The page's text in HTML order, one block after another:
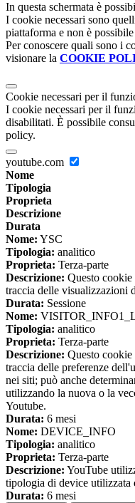
In questa schermata è
I cookie necessari sono
piattaforma e non è
Per conoscere quali sono i
visionare la COOKIE
Cookie necessari per il
I cookie necessari per il
disabilitati. È possibile
policy.
youtube.com
Nome
Tipologia
Proprieta
Descrizione
Durata
Nome: YSC
Tipologia: analitico
Proprieta: Terza-parte
Descrizione: Questo cookie
traccia delle visualizzazioni
Durata: Sessione
Nome:
Tipologia: analitico
Proprieta: Terza-parte
Descrizione: Questo cookie
traccia delle preferenze
nei siti; può anche
utilizzando la nuova o la
Youtube.
Durata: 6 mesi
Nome: DEVICE_INFO
Tipologia: analitico
Proprieta: Terza-parte
Descrizione: YouTube
tipologia di device utilizzata
Durata: 6 mesi